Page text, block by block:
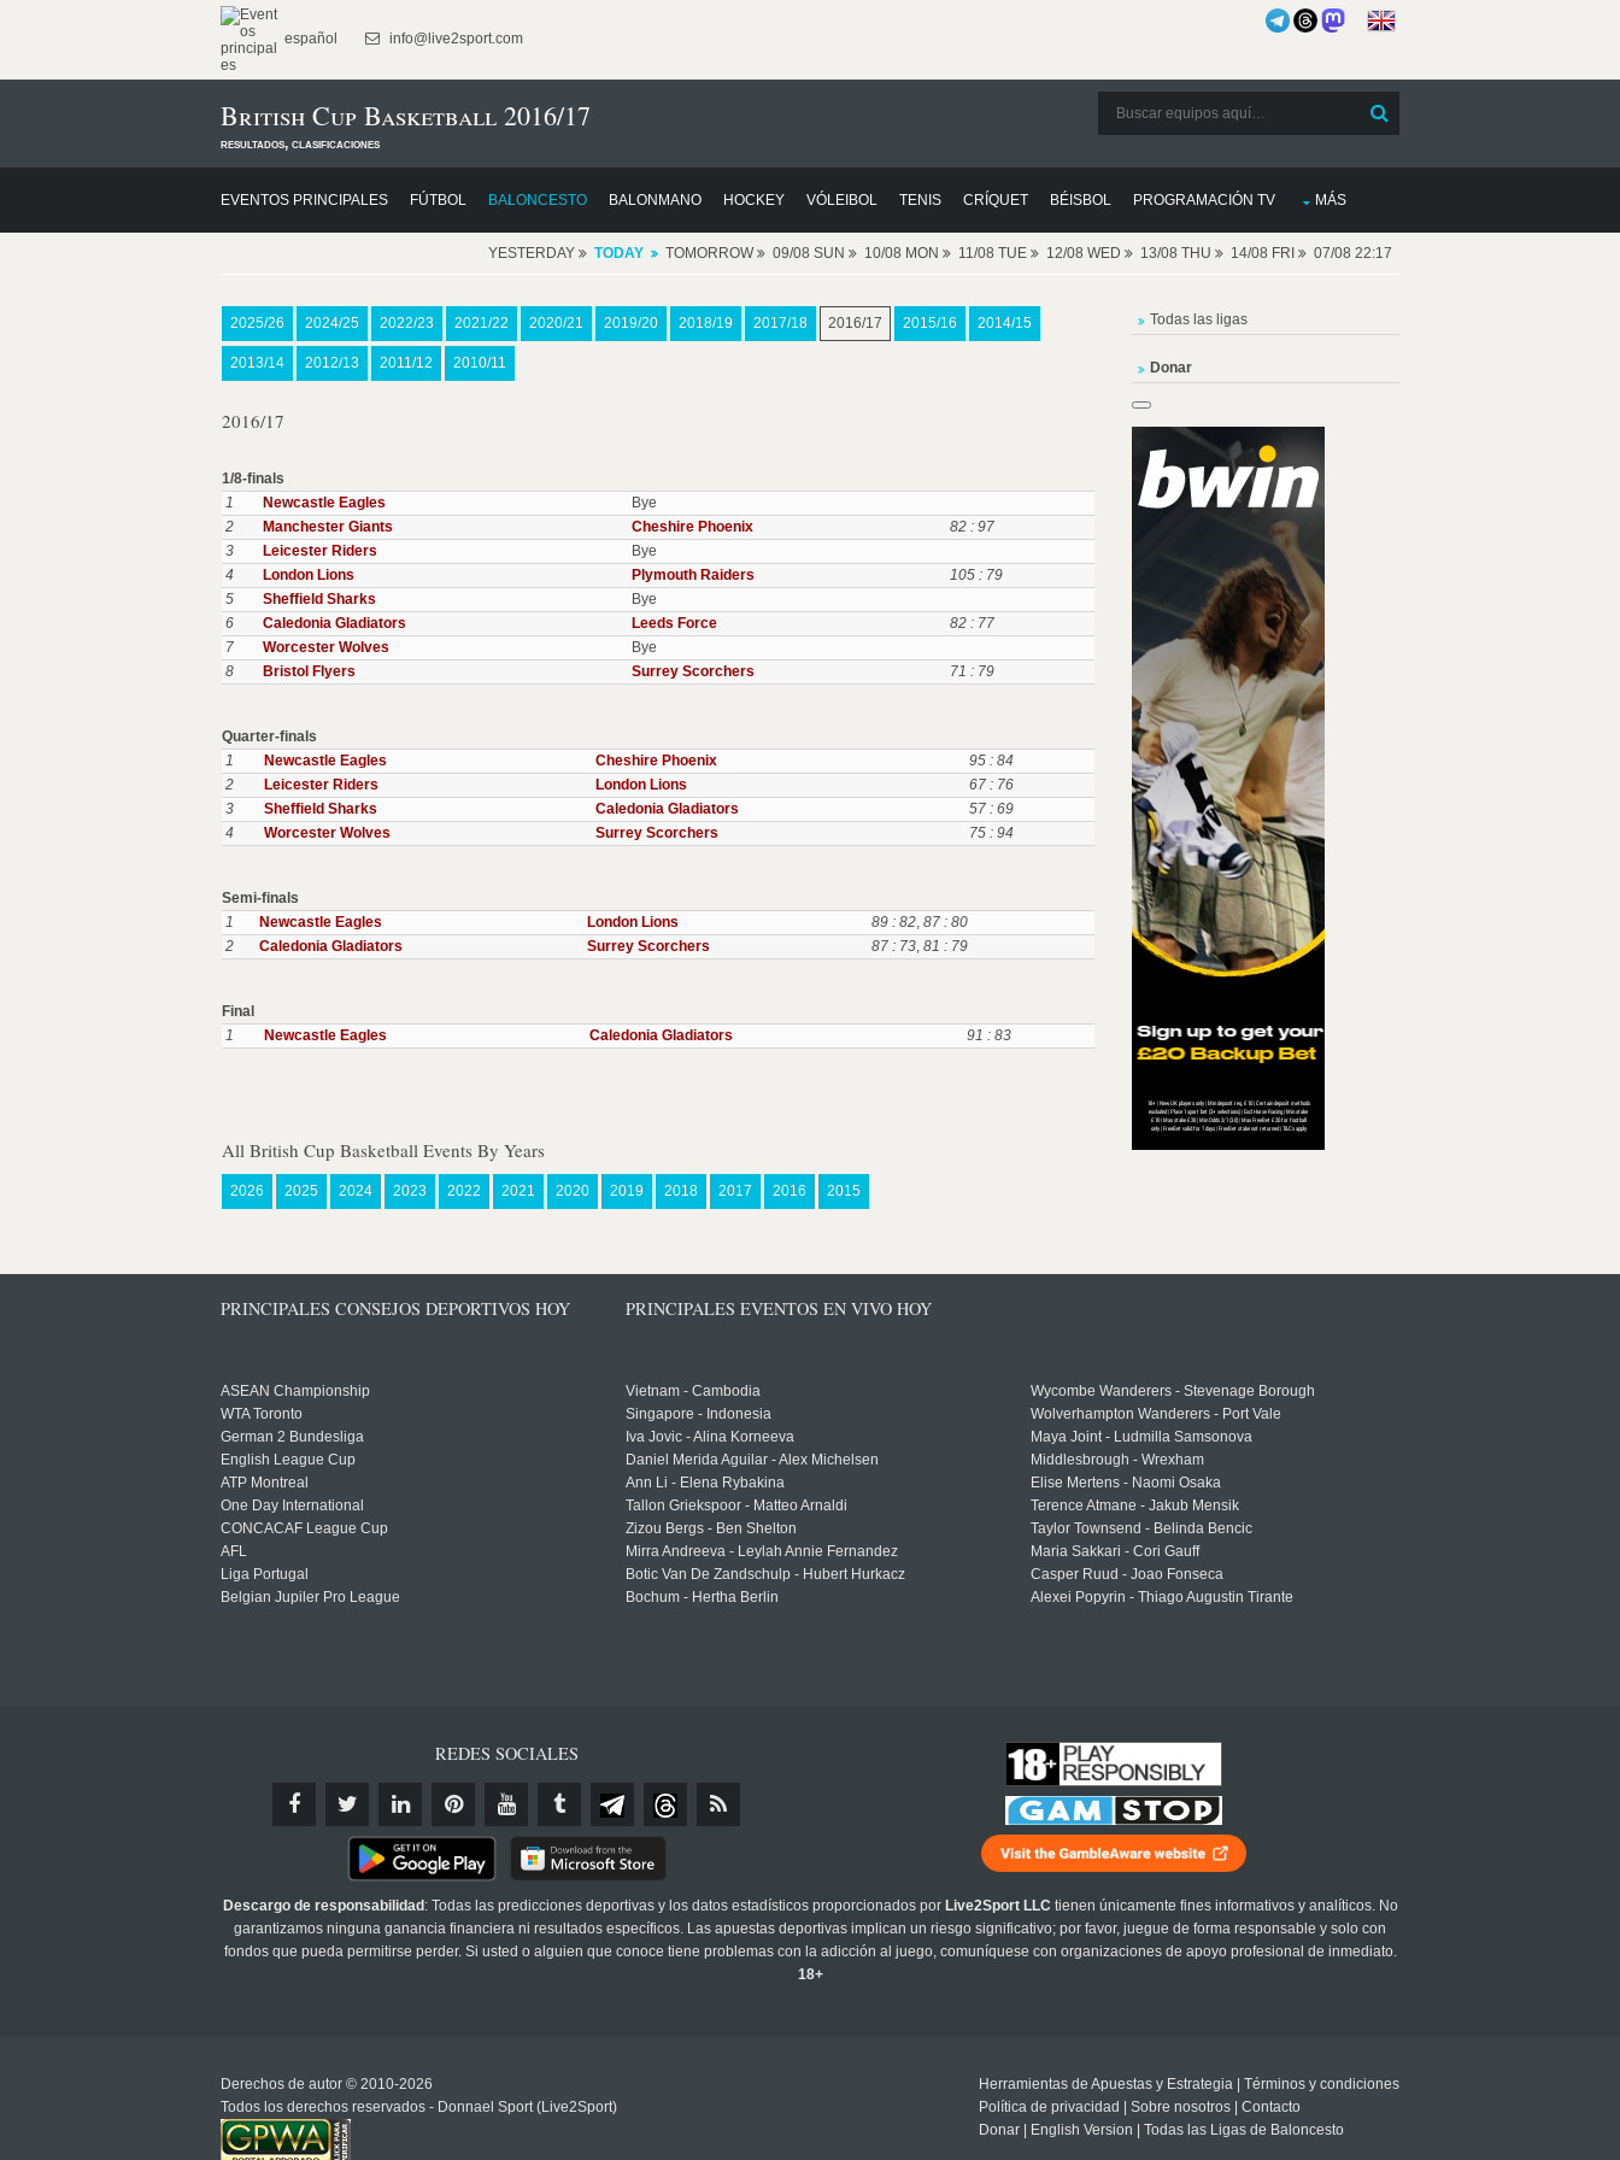
español info@live2sport.com
British Cup Basketball 2016/17
resultados, clasificaciones
EVENTOS PRINCIPALES FÚTBOL BALONCESTO BALONMANO HOCKEY VÓLEIBOL TENIS CRÍQUET BÉISBOL PROGRAMACIÓN TV MÁS
YESTERDAY TODAY TOMORROW 09/08 SUN 10/08 MON 11/08 TUE 12/08 WED 13/08 THU 14/08 FRI 07/08 22:17
2025/26 2024/25 2022/23 2021/22 2020/21 2019/20 2018/19 2017/18 2016/17 2015/16 2014/15
2013/14 2012/13 2011/12 2010/11
2016/17
1/8-finals
1
Newcastle Eagles
Bye
2
Manchester Giants Cheshire Phoenix
82 : 97
3
Leicester Riders
Bye
4
London Lions Plymouth Raiders
105 : 79
5
Sheffield Sharks
Bye
6
Caledonia Gladiators Leeds Force
82 : 77
7
Worcester Wolves
Bye
8
Bristol Flyers Surrey Scorchers 71 : 79
Quarter-finals
1
Newcastle Eagles Cheshire Phoenix
95 : 84
2
Leicester Riders London Lions
67 : 76
3
Sheffield Sharks Caledonia Gladiators
57 : 69
4
Worcester Wolves Surrey Scorchers 75 : 94
Semi-finals
1
Newcastle Eagles London Lions 89 : 82, 87 : 80
2
Caledonia Gladiators Surrey Scorchers 87 : 73, 81 : 79
Final
1
Newcastle Eagles Caledonia Gladiators 91 : 83
All British Cup Basketball Events By Years
2026 2025 2024 2023 2022 2021 2020 2019 2018 2017 2016 2015
Todas las ligas
Donar
PRINCIPALES CONSEJOS DEPORTIVOS HOY
ASEAN Championship
WTA Toronto
German 2 Bundesliga
English League Cup
ATP Montreal
One Day International
CONCACAF League Cup
AFL
Liga Portugal
Belgian Jupiler Pro League
PRINCIPALES EVENTOS EN VIVO HOY
Vietnam - Cambodia
Singapore - Indonesia
Iva Jovic - Alina Korneeva
Daniel Merida Aguilar - Alex Michelsen
Ann Li - Elena Rybakina
Tallon Griekspoor - Matteo Arnaldi
Zizou Bergs - Ben Shelton
Mirra Andreeva - Leylah Annie Fernandez
Botic Van De Zandschulp - Hubert Hurkacz
Bochum - Hertha Berlin
Wycombe Wanderers - Stevenage Borough
Wolverhampton Wanderers - Port Vale
Maya Joint - Ludmilla Samsonova
Middlesbrough - Wrexham
Elise Mertens - Naomi Osaka
Terence Atmane - Jakub Mensik
Taylor Townsend - Belinda Bencic
Maria Sakkari - Cori Gauff
Casper Ruud - Joao Fonseca
Alexei Popyrin - Thiago Augustin Tirante
REDES SOCIALES
Descargo de responsabilidad : Todas las predicciones deportivas y los datos estadísticos proporcionados por Live2Sport LLC tienen únicamente fines informativos y analíticos. No
garantizamos ninguna ganancia financiera ni resultados específicos. Las apuestas deportivas implican un riesgo significativo; por favor, juegue de forma responsable y solo con
fondos que pueda permitirse perder. Si usted o alguien que conoce tiene problemas con la adicción al juego, comuníquese con organizaciones de apoyo profesional de inmediato.
18+
Derechos de autor © 2010-2026
Todos los derechos reservados - Donnael Sport (Live2Sport)
Herramientas de Apuestas y Estrategia
Términos y condiciones
Política de privacidad
Sobre nosotros
Contacto
Donar
English Version Todas las Ligas de Baloncesto